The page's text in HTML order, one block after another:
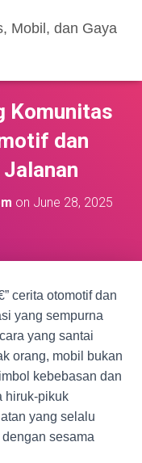
Mobil, dan Gaya
Komunitas
dan
on June 28, 2025
cerita otomotif dan
yang sempurna
yang santai
orang, mobil bukan
kebebasan dan
hiruk-pikuk
yang selalu
sesama